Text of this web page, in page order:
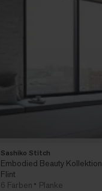
Sashiko Stitch
Embodied Beauty Kollektion
Flint
6 Farben
Planke